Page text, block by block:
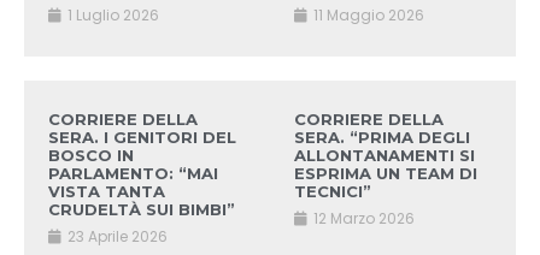
1 Luglio 2026 11 Maggio 2026
CORRIERE DELLA
SERA. I GENITORI DEL
BOSCO IN
PARLAMENTO: “MAI
VISTA TANTA
CRUDELTÀ SUI BIMBI”
23 Aprile 2026
CORRIERE DELLA
SERA. “PRIMA DEGLI
ALLONTANAMENTI SI
ESPRIMA UN TEAM DI
TECNICI”
12 Marzo 2026